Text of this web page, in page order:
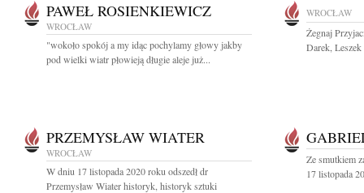
PAWEŁ ROSIENKIEWICZ
WROCŁAW
"wokoło spokój a my idąc pochylamy głowy jakby
pod wielki wiatr płowieją długie aleje już...
WROCŁAW
Żegnaj
Darek, Leszek
PRZEMYSŁAW WIATER
WROCŁAW
W dniu 17 listopada 2020 roku odszedł dr
Przemysław Wiater historyk, historyk sztuki
Ze smutkiem
17 listopada